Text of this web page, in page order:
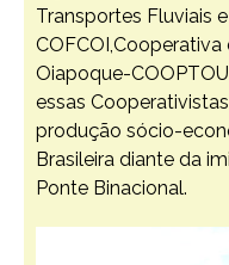
Transportes Fluviais
Oiapoque-
essas
produção sócio-
Brasileira diante da
Ponte Binacional.